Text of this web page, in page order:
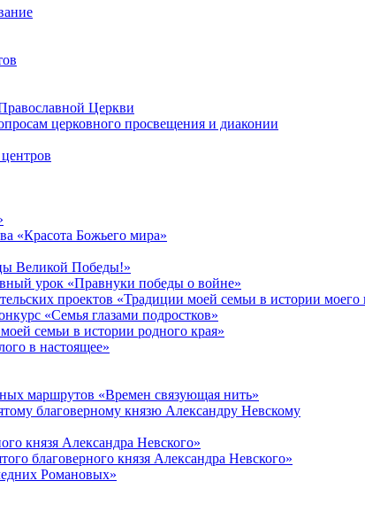
Церкви
церковного просвещения и диаконии
«Красота Божьего мира»
Великой Победы!»
урок «Правнуки победы о войне»
проектов «Традиции моей семьи в истории моего
«Семья глазами подростков»
семьи в истории родного края»
в настоящее»
маршрутов «Времен связующая нить»
благоверному князю Александру Невскому
князя Александра Невского»
благоверного князя Александра Невского»
Романовых»